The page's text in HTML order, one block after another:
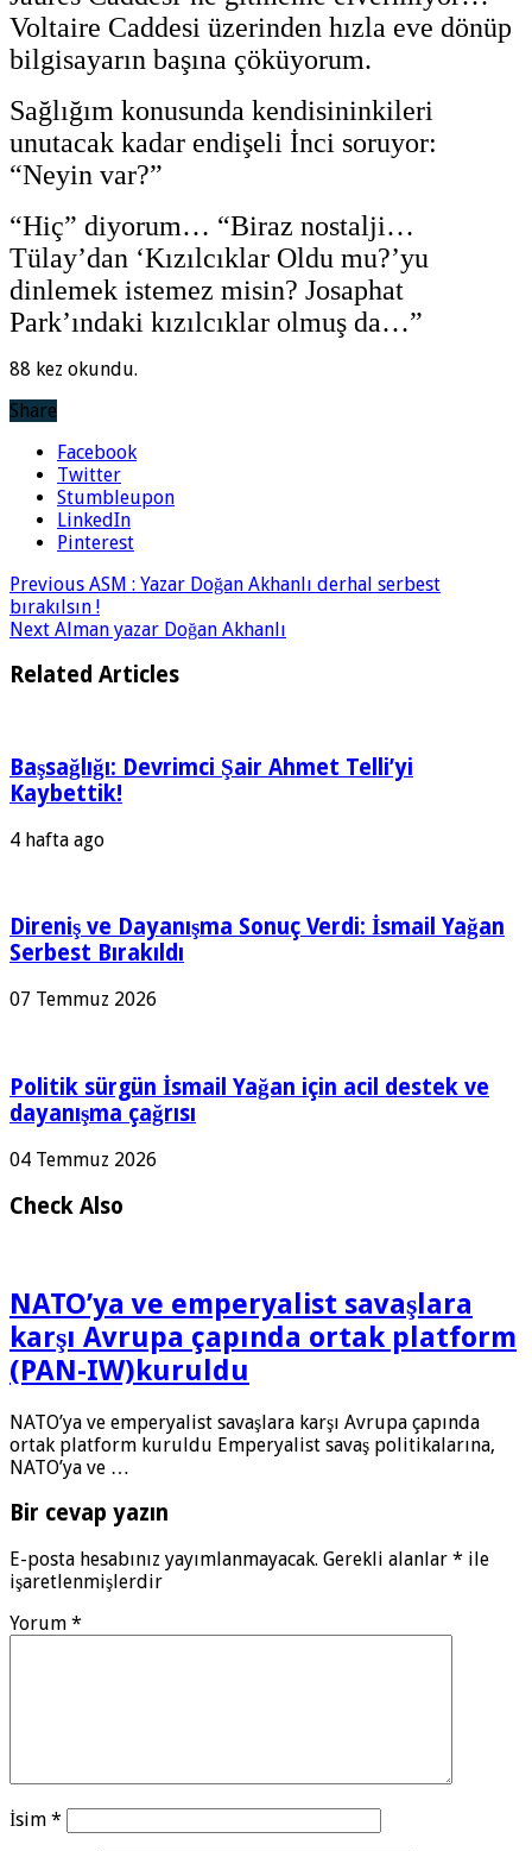
Voltaire Caddesi üzerinden hızla eve dönüp
bilgisayarın başına çöküyorum.
Sağlığım konusunda kendisininkileri
unutacak kadar endişeli İnci soruyor:
“Neyin var?”
“Hiç” diyorum… “Biraz nostalji…
Tülay’dan ‘Kızılcıklar Oldu mu?’yu
dinlemek istemez misin? Josaphat
Park’ındaki kızılcıklar olmuş da…”
88 kez okundu.
Share
Facebook
Twitter
Stumbleupon
LinkedIn
Pinterest
Previous ASM : Yazar Doğan Akhanlı derhal serbest
bırakılsın !
Next Alman yazar Doğan Akhanlı
Related Articles
Başsağlığı: Devrimci Şair Ahmet Telli’yi
Kaybettik!
4 hafta ago
Direniş ve Dayanışma Sonuç Verdi: İsmail Yağan
Serbest Bırakıldı
07 Temmuz 2026
Politik sürgün İsmail Yağan için acil destek ve
dayanışma çağrısı
04 Temmuz 2026
Check Also
NATO’ya ve emperyalist savaşlara
karşı Avrupa çapında ortak platform
(PAN-IW)kuruldu
NATO’ya ve emperyalist savaşlara karşı Avrupa çapında
ortak platform kuruldu Emperyalist savaş politikalarına,
NATO’ya ve …
Bir cevap yazın
E-posta hesabınız yayımlanmayacak. Gerekli alanlar * ile
işaretlenmişlerdir
Yorum *
İsim *